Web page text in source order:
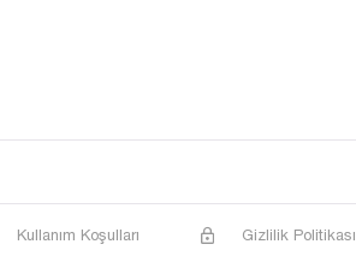
Kullanım Koşulları Gizlilik Politikası